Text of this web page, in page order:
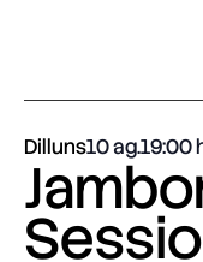
Dilluns10 ag.19:00